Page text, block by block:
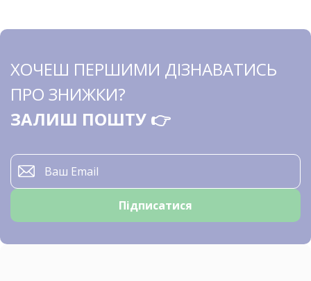
ХОЧЕШ ПЕРШИМИ ДІЗНАВАТИСЬ
ПРО ЗНИЖКИ?
ЗАЛИШ ПОШТУ 👉